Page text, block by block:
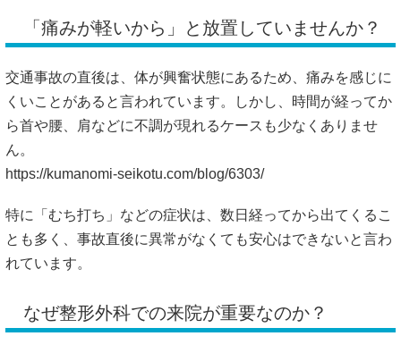
「痛みが軽いから」と放置していませんか？
交通事故の直後は、体が興奮状態にあるため、痛みを感じに
くいことがあると言われています。しかし、時間が経ってか
ら首や腰、肩などに不調が現れるケースも少なくありませ
ん。
https://kumanomi-seikotu.com/blog/6303/
特に「むち打ち」などの症状は、数日経ってから出てくるこ
とも多く、事故直後に異常がなくても安心はできないと言わ
れています。
なぜ整形外科での来院が重要なのか？